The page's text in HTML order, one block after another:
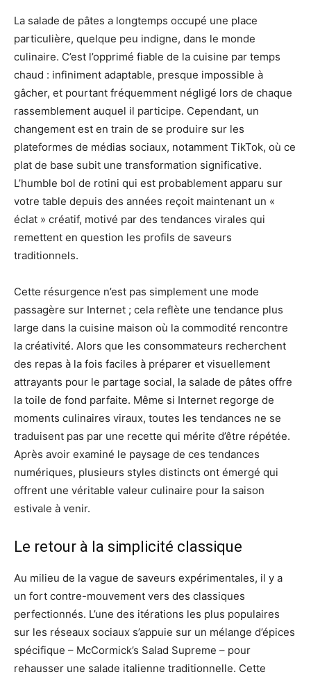
La salade de pâtes a longtemps occupé une place
particulière, quelque peu indigne, dans le monde
culinaire. C’est l’opprimé fiable de la cuisine par temps
chaud : infiniment adaptable, presque impossible à
gâcher, et pourtant fréquemment négligé lors de chaque
rassemblement auquel il participe. Cependant, un
changement est en train de se produire sur les
plateformes de médias sociaux, notamment TikTok, où ce
plat de base subit une transformation significative.
L’humble bol de rotini qui est probablement apparu sur
votre table depuis des années reçoit maintenant un «
éclat » créatif, motivé par des tendances virales qui
remettent en question les profils de saveurs
traditionnels.
Cette résurgence n’est pas simplement une mode
passagère sur Internet ; cela reflète une tendance plus
large dans la cuisine maison où la commodité rencontre
la créativité. Alors que les consommateurs recherchent
des repas à la fois faciles à préparer et visuellement
attrayants pour le partage social, la salade de pâtes offre
la toile de fond parfaite. Même si Internet regorge de
moments culinaires viraux, toutes les tendances ne se
traduisent pas par une recette qui mérite d’être répétée.
Après avoir examiné le paysage de ces tendances
numériques, plusieurs styles distincts ont émergé qui
offrent une véritable valeur culinaire pour la saison
estivale à venir.
Le retour à la simplicité classique
Au milieu de la vague de saveurs expérimentales, il y a
un fort contre-mouvement vers des classiques
perfectionnés. L’une des itérations les plus populaires
sur les réseaux sociaux s’appuie sur un mélange d’épices
spécifique – McCormick’s Salad Supreme – pour
rehausser une salade italienne traditionnelle. Cette